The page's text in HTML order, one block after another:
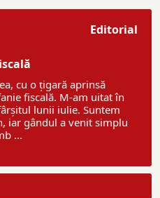
Editorial
cu o țigară aprinsă
fiscală. M-am uitat în
lunii iulie. Suntem
iar gândul a venit simplu
...